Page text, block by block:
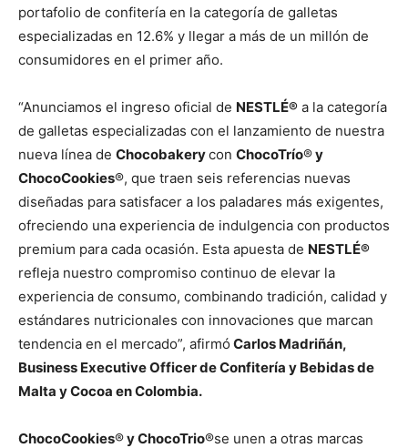
portafolio de confitería en la categoría de galletas
especializadas en 12.6% y llegar a más de un millón de
consumidores en el primer año.
“Anunciamos el ingreso oficial de NESTLÉ® a la categoría
de galletas especializadas con el lanzamiento de nuestra
nueva línea de Chocobakerycon ChocoTrío®y
ChocoCookies®, que traen seis referencias nuevas
diseñadas para satisfacer a los paladares más exigentes,
ofreciendo una experiencia de indulgencia con productos
premium para cada ocasión. Esta apuesta de NESTLÉ®
refleja nuestro compromiso continuo de elevar la
experiencia de consumo, combinando tradición, calidad y
estándares nutricionales con innovaciones que marcan
tendencia en el mercado”, afirmó Carlos Madriñán,
Business Executive Officer de Confitería y Bebidas de
Malta y Cocoa en Colombia.
ChocoCookies®y ChocoTrio®se unen a otras marcas